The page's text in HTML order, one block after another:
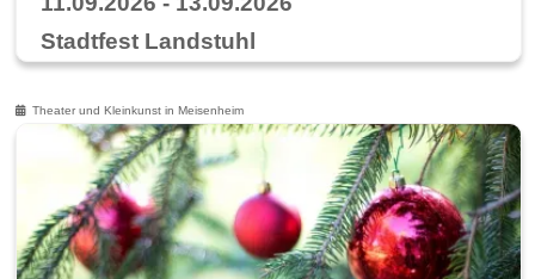
Stadtfest Landstuhl
Theater und Kleinkunst in Meisenheim